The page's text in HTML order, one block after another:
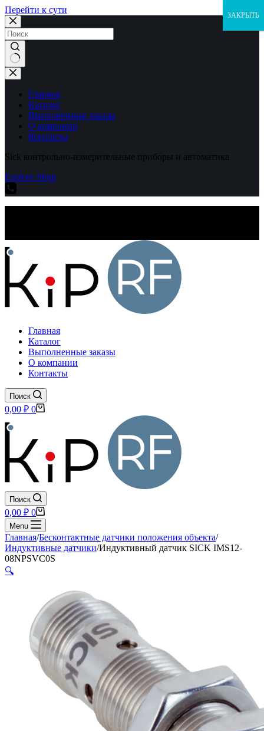
Перейти к сути
Ничего
не
найденоГлавная
Каталог
Выполненные заказы
О компании
Контакты
Sick контрольно-измерительные приборы и автоматика
Explore Shop
Главная
Каталог
Выполненные заказы
О компании
Контакты
Поиск
Корзина
0,00 ₽ 0
Поиск
Корзина
0,00 ₽ 0
Menu
Главная/Бесконтактные датчики положения объекта/
Индуктивные датчики/Индуктивный датчик SICK IMS12-
08NPSVC0S
🔍
ЗАКРЫТЬ